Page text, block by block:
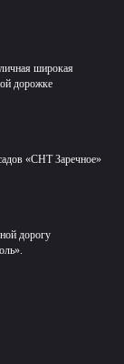
широкая
дорожке
«СНТ Заречное»
дорогу